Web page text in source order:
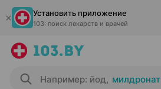
Установить приложение
103: поиск лекарств и врачей
Например: йод, милдронат